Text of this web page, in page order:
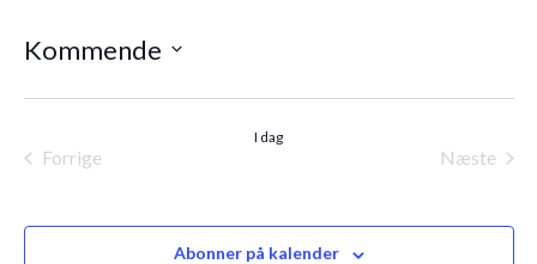
Kommende
Vælg
Forrige
I dag
Næste
Abonner på kalender